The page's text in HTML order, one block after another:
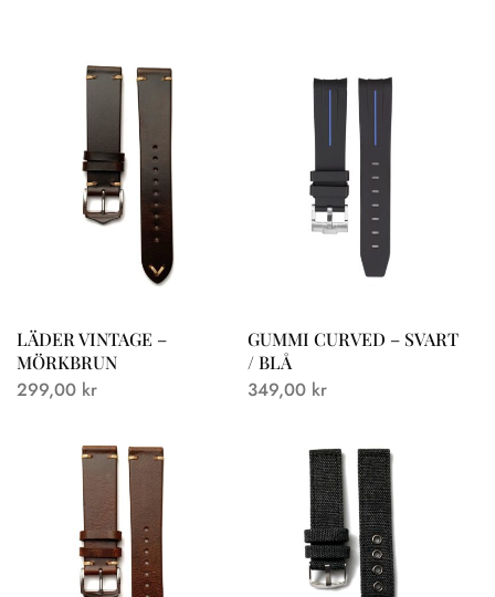
LÄDER VINTAGE –
MÖRKBRUN
299,00 kr
GUMMI CURVED – SVART
/ BLÅ
349,00 kr